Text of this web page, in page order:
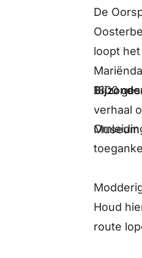
De
loopt
1800
verhaal
Houd
route